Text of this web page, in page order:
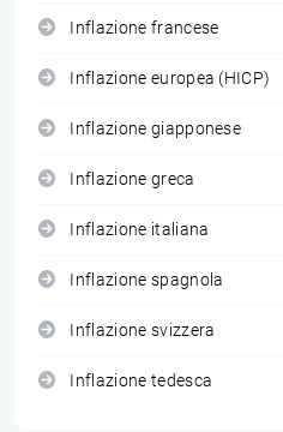
Inflazione francese
Inflazione europea (HICP)
Inflazione giapponese
Inflazione greca
Inflazione italiana
Inflazione spagnola
Inflazione svizzera
Inflazione tedesca